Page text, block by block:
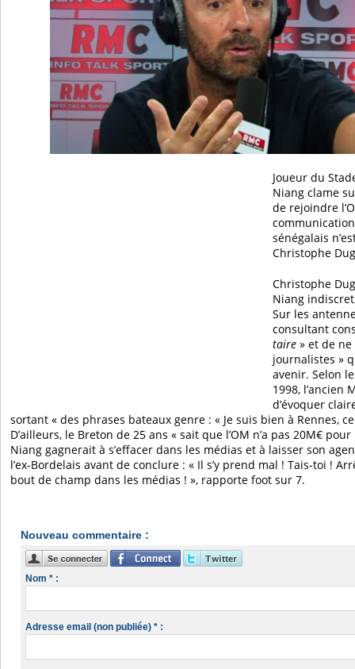
Joueur du
Niang clame
de rejoindre
sénégalais
Christophe
Christophe
Niang
Sur les
consultant
taire » et de
journalistes »
avenir. Selon
1998, l’ancien
d’évoquer
sortant « des phrases bateaux genre : « Je suis bien à Rennes,
D’ailleurs, le Breton de 25 ans « sait que l’OM n’a pas 20M€
Niang gagnerait à s’effacer dans les médias et à laisser son
l’ex-Bordelais avant de conclure : « Il s’y prend mal ! Tais-toi !
bout de champ dans les médias ! », rapporte foot sur 7.
Nouveau commentaire :
Nom * :
Adresse email (non publiée) * :